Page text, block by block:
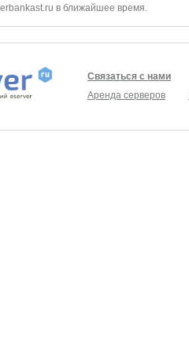
в ближайшее время.
Связаться с нами
Аренда серверов